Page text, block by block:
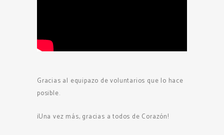
Gracias al equipazo de voluntarios que lo hace
posible.
¡Una vez más, gracias a todos de Corazón!